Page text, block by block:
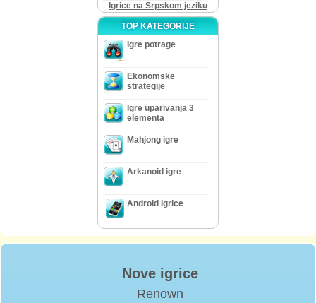
Igrice na Srpskom jeziku
TOP KATEGORIJE
Igre potrage
Ekonomske
strategije
Igre uparivanja 3
elementa
Mahjong igre
Arkanoid igre
Android Igrice
Nove igrice
Renown